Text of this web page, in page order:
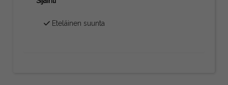
Eteläinen suunta